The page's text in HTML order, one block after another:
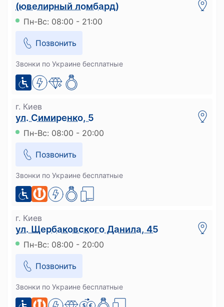
(ювелирный ломбард)
Пн-Вс: 08:00 - 21:00
Позвонить
Звонки по Украине бесплатные
г. Киев
ул. Симиренко, 5
Пн-Вс: 08:00 - 20:00
Позвонить
Звонки по Украине бесплатные
г. Киев
ул. Щербаковского Данила, 45
Пн-Вс: 08:00 - 20:00
Позвонить
Звонки по Украине бесплатные